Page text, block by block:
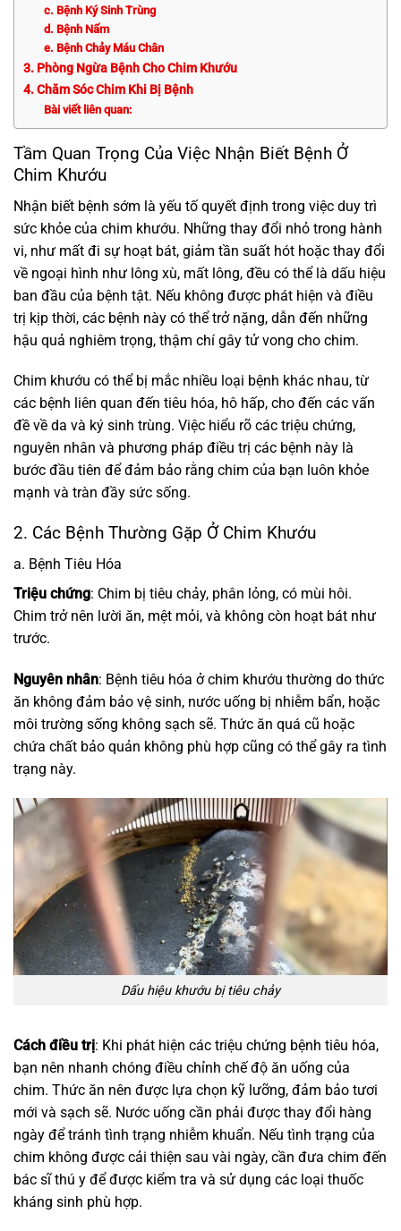
c. Bệnh Ký Sinh Trùng
d. Bệnh Nấm
e. Bệnh Chảy Máu Chân
3. Phòng Ngừa Bệnh Cho Chim Khướu
4. Chăm Sóc Chim Khi Bị Bệnh
Bài viết liên quan:
Tầm Quan Trọng Của Việc Nhận Biết Bệnh Ở
Chim Khướu
Nhận biết bệnh sớm là yếu tố quyết định trong việc duy trì
sức khỏe của chim khướu. Những thay đổi nhỏ trong hành
vi, như mất đi sự hoạt bát, giảm tần suất hót hoặc thay đổi
về ngoại hình như lông xù, mất lông, đều có thể là dấu hiệu
ban đầu của bệnh tật. Nếu không được phát hiện và điều
trị kịp thời, các bệnh này có thể trở nặng, dẫn đến những
hậu quả nghiêm trọng, thậm chí gây tử vong cho chim.
Chim khướu có thể bị mắc nhiều loại bệnh khác nhau, từ
các bệnh liên quan đến tiêu hóa, hô hấp, cho đến các vấn
đề về da và ký sinh trùng. Việc hiểu rõ các triệu chứng,
nguyên nhân và phương pháp điều trị các bệnh này là
bước đầu tiên để đảm bảo rằng chim của bạn luôn khỏe
mạnh và tràn đầy sức sống.
2. Các Bệnh Thường Gặp Ở Chim Khướu
a. Bệnh Tiêu Hóa
Triệu chứng: Chim bị tiêu chảy, phân lỏng, có mùi hôi.
Chim trở nên lười ăn, mệt mỏi, và không còn hoạt bát như
trước.
Nguyên nhân: Bệnh tiêu hóa ở chim khướu thường do thức
ăn không đảm bảo vệ sinh, nước uống bị nhiễm bẩn, hoặc
môi trường sống không sạch sẽ. Thức ăn quá cũ hoặc
chứa chất bảo quản không phù hợp cũng có thể gây ra tình
trạng này.
Dấu hiệu khướu bị tiêu chảy
Cách điều trị: Khi phát hiện các triệu chứng bệnh tiêu hóa,
bạn nên nhanh chóng điều chỉnh chế độ ăn uống của
chim. Thức ăn nên được lựa chọn kỹ lưỡng, đảm bảo tươi
mới và sạch sẽ. Nước uống cần phải được thay đổi hàng
ngày để tránh tình trạng nhiễm khuẩn. Nếu tình trạng của
chim không được cải thiện sau vài ngày, cần đưa chim đến
bác sĩ thú y để được kiểm tra và sử dụng các loại thuốc
kháng sinh phù hợp.